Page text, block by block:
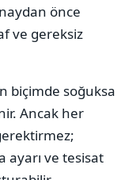
önce
ve gereksiz
biçimde soğuksa
Ancak her
ayarı ve tesisat